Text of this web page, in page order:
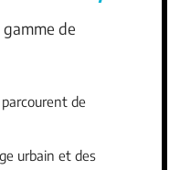
de
de
urbain et des